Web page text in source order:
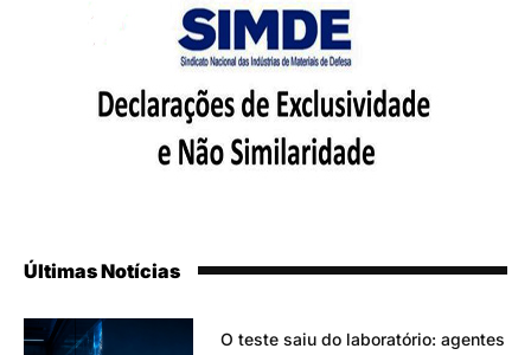
Últimas Notícias
O teste saiu do laboratório: agentes